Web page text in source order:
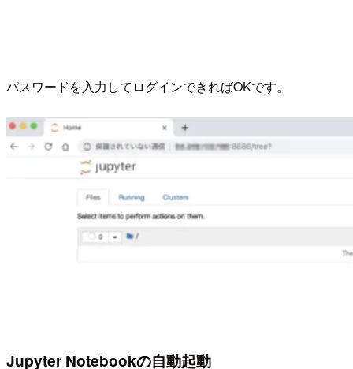
パスワードを入力してログインできればOKです。
Jupyter Notebookの自動起動